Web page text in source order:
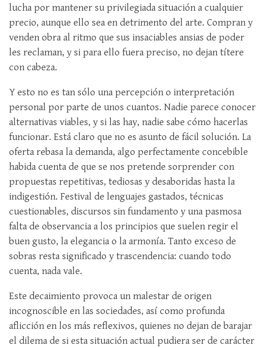
lucha por mantener su privilegiada situación a cualquier
precio, aunque ello sea en detrimento del arte. Compran y
venden obra al ritmo que sus insaciables ansias de poder
les reclaman, y si para ello fuera preciso, no dejan títere
con cabeza.
Y esto no es tan sólo una percepción o interpretación
personal por parte de unos cuantos. Nadie parece conocer
alternativas viables, y si las hay, nadie sabe cómo hacerlas
funcionar. Está claro que no es asunto de fácil solución. La
oferta rebasa la demanda, algo perfectamente concebible
habida cuenta de que se nos pretende sorprender con
propuestas repetitivas, tediosas y desaboridas hasta la
indigestión. Festival de lenguajes gastados, técnicas
cuestionables, discursos sin fundamento y una pasmosa
falta de observancia a los principios que suelen regir el
buen gusto, la elegancia o la armonía. Tanto exceso de
sobras resta significado y trascendencia: cuando todo
cuenta, nada vale.
Este decaimiento provoca un malestar de origen
incognoscible en las sociedades, así como profunda
aflicción en los más reflexivos, quienes no dejan de barajar
el dilema de si esta situación actual pudiera ser de carácter